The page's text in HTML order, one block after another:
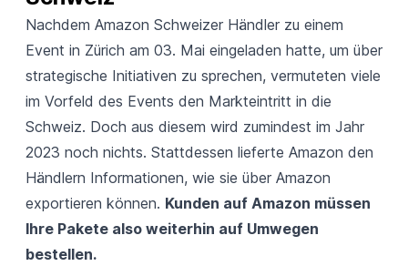
Nachdem Amazon Schweizer Händler zu einem
Event in Zürich am 03. Mai eingeladen hatte, um über
strategische Initiativen zu sprechen, vermuteten viele
im Vorfeld des Events den Markteintritt in die
Schweiz. Doch aus diesem wird zumindest im Jahr
2023 noch nichts. Stattdessen lieferte Amazon den
Händlern Informationen, wie sie über Amazon
exportieren können. Kunden auf Amazon müssen
Ihre Pakete also weiterhin auf Umwegen
bestellen.